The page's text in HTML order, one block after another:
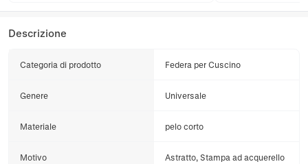
Descrizione
Categoria di prodotto Federa per Cuscino
Genere Universale
Materiale pelo corto
Motivo Astratto, Stampa ad acquerello